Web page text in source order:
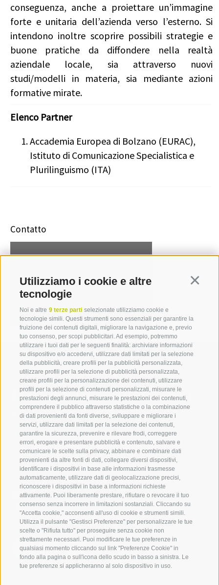
Utilizziamo i cookie e altre
tecnologie
Noi e altre 9 terze parti selezionate utilizziamo cookie e
tecnologie simili. Questi strumenti sono essenziali per garantire la
fruizione dei contenuti digitali, migliorare la navigazione e, previo
tuo consenso, per scopi pubblicitari. Ad esempio, potremmo
utilizzare i tuoi dati per le seguenti finalità: archiviare informazioni
su dispositivo e/o accedervi, utilizzare dati limitati per la selezione
della pubblicità, creare profili per la pubblicità personalizzata,
utilizzare profili per la selezione di pubblicità personalizzata,
creare profili per la personalizzazione dei contenuti, utilizzare
profili per la selezione di contenuti personalizzati, misurare le
prestazioni degli annunci, misurare le prestazioni dei contenuti,
comprendere il pubblico attraverso statistiche o la combinazione
di dati provenienti da fonti diverse, sviluppare e migliorare i
servizi, utilizzare dati limitati per la selezione dei contenuti,
garantire la sicurezza, prevenire e rilevare frodi, correggere
errori, erogare e presentare pubblicità e contenuto, salvare e
comunicare le scelte sulla privacy, abbinare e combinare dati
provenienti da altre fonti di dati, collegare diversi dispositivi,
identificare i dispositivi in base alle informazioni trasmesse
automaticamente, utilizzare dati di geolocalizzazione precisi,
riconoscere i dispositivi in base a informazioni richieste
attivamente. Puoi liberamente prestare, rifiutare o revocare il tuo
consenso senza incorrere in limitazioni sostanziali. Cliccando su
"Accetta cookie," acconsenti all'uso di cookie e strumenti simili.
Utilizza il pulsante "Gestisci Preferenze" per personalizzare le tue
scelte o "Rifiuta tutto" per proseguire senza cookie non
strettamente necessari. Puoi modificare le tue preferenze in
qualsiasi momento cliccando sul link "Preferenze Cookie" in
fondo alla pagina o sull'icona dello scudo in basso a sinistra. Le
tue preferenze si applicheranno al solo dispositivo in uso.
conseguenza, anche a proiettare un’immagine
forte e unitaria dell’azienda verso l’esterno. Si
intendono inoltre scoprire possibili strategie e
buone pratiche da diffondere nella realtà
aziendale locale, sia attraverso nuovi
studi/modelli in materia, sia mediante azioni
formative mirate.
Elenco Partner
Accademia Europea di Bolzano (EURAC),
Istituto di Comunicazione Specialistica e
Plurilinguismo (ITA)
Contatto
T +39 0471 094 008
roberto.farina[at]idm-
suedtirol.com
Mettetevi in contatto con
noi
IDM Südtirol - Alto Adige
+39 0471 094 000
info[at]idm-suedtirol.com
idm[at]pec.idm-suedtirol.com
SCRIVICI
DOVE SIAMO